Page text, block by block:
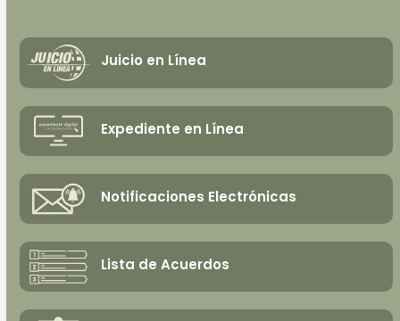
Juicio en Línea
Expediente en Línea
Notificaciones Electrónicas
Lista de Acuerdos